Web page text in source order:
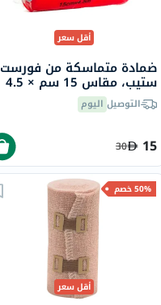
أقل سعر
ضمادة متماسكة من فورست
ستيب، مقاس 15 سم × 4.5
مترالتوصيل اليوم
15
30
50% خصم
أقل سعر